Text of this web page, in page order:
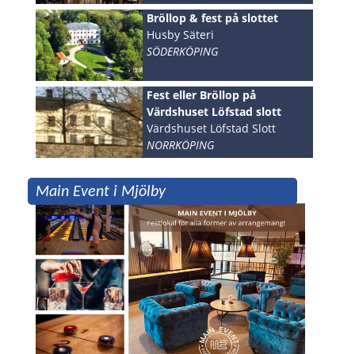
Bröllop & fest på slottet
Husby Säteri
SÖDERKÖPING
Fest eller Bröllop på
Värdshuset Löfstad slott
Värdshuset Löfstad Slott
NORRKÖPING
Main Event i Mjölby